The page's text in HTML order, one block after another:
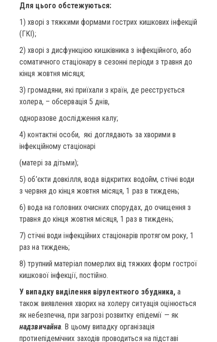
Для цього обстежуються:
1) хворі з тяжкими формами гострих кишкових інфекцій
(ГКІ);
2) хворі з дисфункцією кишківника з інфекційного, або
соматичного стаціонару в сезонні періоди з травня до
кінця жовтня місяця;
3) громадяни, які приїхали з країн, де реєструється
холера, – обсервація 5 днів,
одноразове дослідження калу;
4) контактні особи, які доглядають за хворими в
інфекційному стаціонарі
(матері за дітьми);
5) об’єкти довкілля, вода відкритих водойм, стічні води
з червня до кінця жовтня місяця, 1 раз в тиждень;
6) вода на головних очисних спорудах, до очищення з
травня до кінця жовтня місяця, 1 раз в тиждень;
7) стічні води інфекційних стаціонарів протягом року, 1
раз на тиждень;
8) трупний матеріал померлих від тяжких форм гострої
кишкової інфекції, постійно.
У випадку виділення вірулентного збудника, а
також виявлення хворих на холеру ситуація оцінюється
як небезпечна, при загрозі розвитку епідемії — як
надзвичайна. В цьому випадку організація
протиепідемічних заходів проводиться на підставі